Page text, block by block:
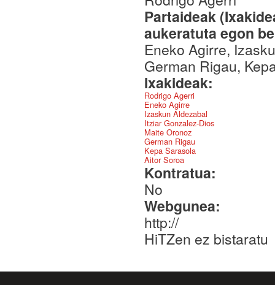
Partaideak
aukeratuta egon
Eneko Agirre,
German Rigau,
Ixakideak:
Rodrigo Agerri
Eneko Agirre
Izaskun Aldezabal
Itziar Gonzalez-Dios
Maite Oronoz
German Rigau
Kepa Sarasola
Aitor Soroa
Kontratua:
No
Webgunea:
http://
HiTZen ez bistaratu